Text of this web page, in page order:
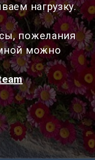
нагрузку.
пожелания
можно